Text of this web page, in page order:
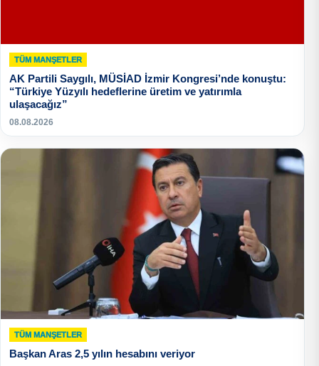
TÜM MANŞETLER
AK Partili Saygılı, MÜSİAD İzmir Kongresi’nde konuştu:
“Türkiye Yüzyılı hedeflerine üretim ve yatırımla
ulaşacağız”
08.08.2026
TÜM MANŞETLER
Başkan Aras 2,5 yılın hesabını veriyor